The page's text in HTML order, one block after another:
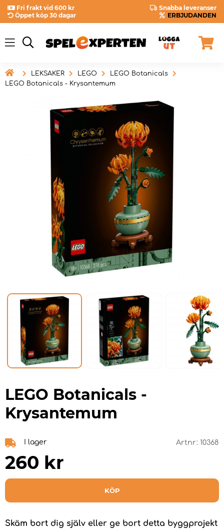
Fri frakt vid 600 kr
Snabba leveranser
Öppet köp 30 dagar
ERBJUDANDEN
 LEKSAKER LEGO
LEGO Botanicals
LEGO Botanicals - Krysantemum
LEGO Botanicals -
Krysantemum
I lager Artnr: 10368
260 kr
KÖP
Skäm bort dig själv eller ge bort detta byggprojekt